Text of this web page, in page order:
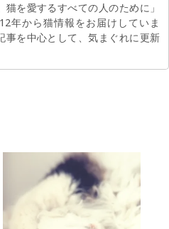
猫を愛するすべての人のために」
年から猫情報をお届けしていま
事を中心として、気まぐれに更新